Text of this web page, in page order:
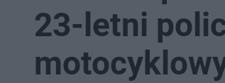
23-letni